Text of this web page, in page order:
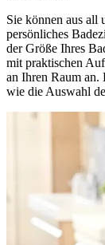
Sie können aus all
persönliches
der Größe Ihres
mit praktischen
an Ihren Raum an.
wie die Auswahl